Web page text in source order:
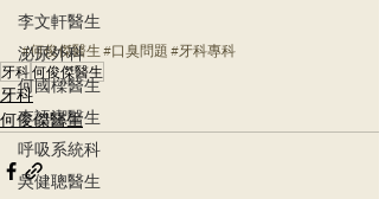
李文軒醫生
泌尿外科
何國樑醫生
李語潔醫生
呼吸系統科
吳健聰醫生
#何俊傑醫生 #口臭問題 #牙科專科
牙科何俊傑醫生
牙科
何俊傑醫生